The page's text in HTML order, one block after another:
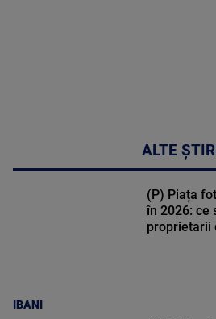
ALTE ȘTIRI
IBANI
(P) Piața
în 2026: ce
proprietarii